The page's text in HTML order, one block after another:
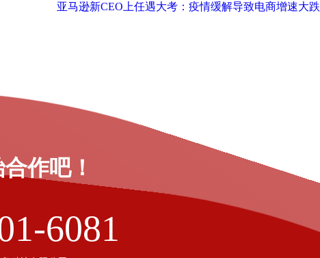
亚马逊新CEO上任遇大考：疫情缓解导致电商增速大跌
作吧！
6081